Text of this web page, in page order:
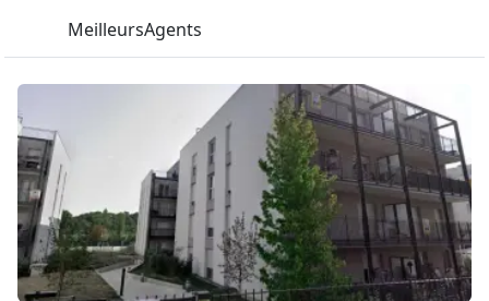
MeilleursAgents